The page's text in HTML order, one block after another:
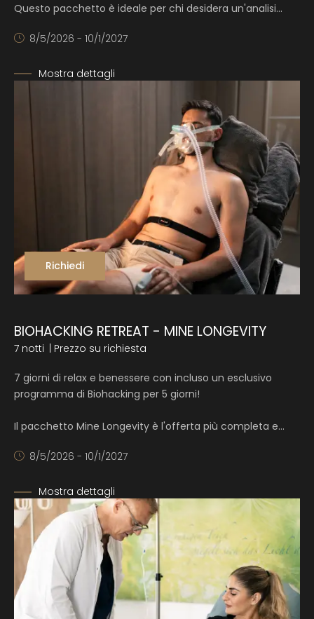
Questo pacchetto è ideale per chi desidera un'analisi…
8/5/2026 - 10/1/2027
Mostra dettagli
Richiedi
BIOHACKING RETREAT - MINE LONGEVITY
7 notti | Prezzo su richiesta
7 giorni di relax e benessere con incluso un esclusivo
programma di Biohacking per 5 giorni!
Il pacchetto Mine Longevity è l'offerta più completa e…
8/5/2026 - 10/1/2027
Mostra dettagli